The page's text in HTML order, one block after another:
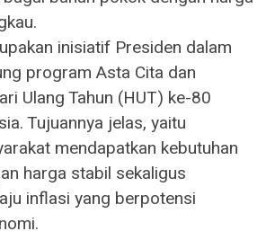
inisiatif Presiden dalam
program Asta Cita dan
Ulang Tahun (HUT) ke-80
Tujuannya jelas, yaitu
mendapatkan kebutuhan
harga stabil sekaligus
inflasi yang berpotensi